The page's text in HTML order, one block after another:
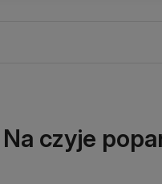
czyje